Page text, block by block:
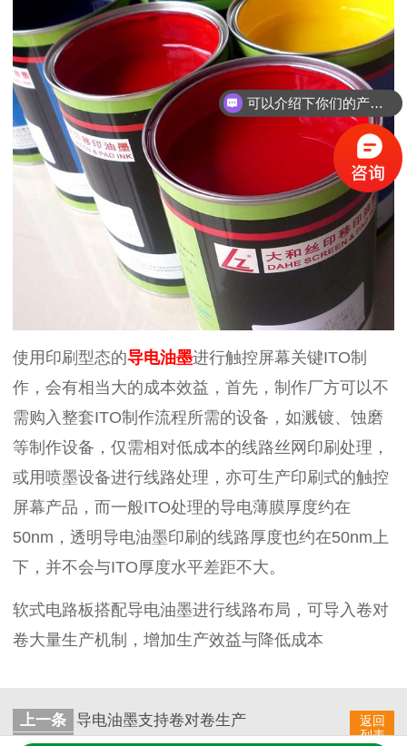
使用印刷型态的导电油墨进行触控屏幕关键ITO制
作，会有相当大的成本效益，首先，制作厂方可以不
需购入整套ITO制作流程所需的设备，如溅镀、蚀磨
等制作设备，仅需相对低成本的线路丝网印刷处理，
或用喷墨设备进行线路处理，亦可生产印刷式的触控
屏幕产品，而一般ITO处理的导电薄膜厚度约在
50nm，透明导电油墨印刷的线路厚度也约在50nm上
下，并不会与ITO厚度水平差距不大。
软式电路板搭配导电油墨进行线路布局，可导入卷对
卷大量生产机制，增加生产效益与降低成本
返回
列表
上一条 导电油墨支持卷对卷生产
可以介绍下你们的产品么？